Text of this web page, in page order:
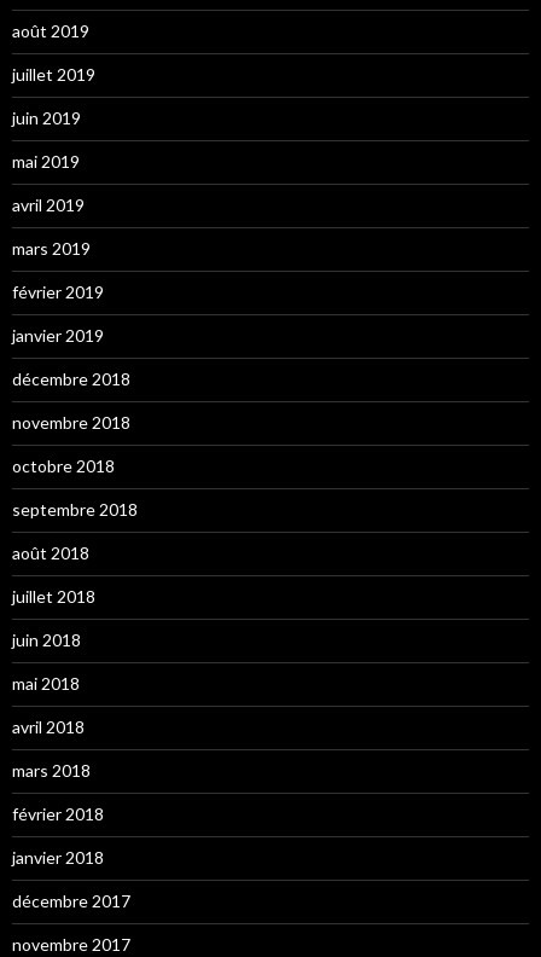
août 2019
juillet 2019
juin 2019
mai 2019
avril 2019
mars 2019
février 2019
janvier 2019
décembre 2018
novembre 2018
octobre 2018
septembre 2018
août 2018
juillet 2018
juin 2018
mai 2018
avril 2018
mars 2018
février 2018
janvier 2018
décembre 2017
novembre 2017